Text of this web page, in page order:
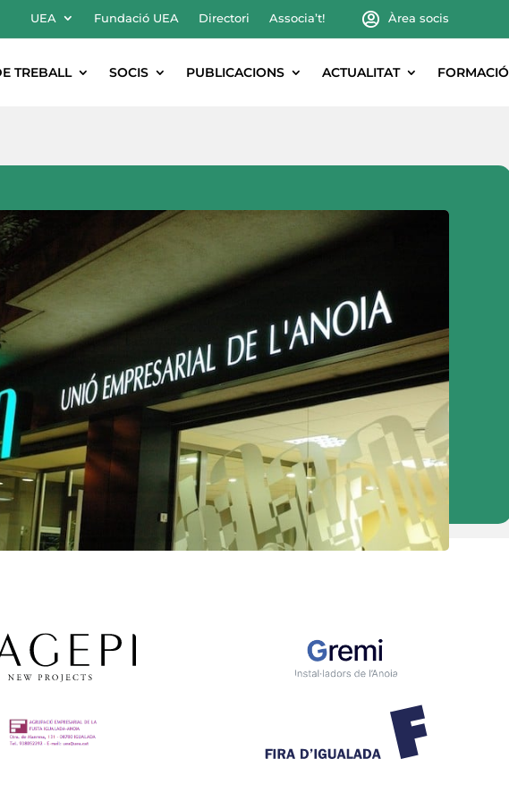
UEA Fundació UEA Directori Associa’t! Àrea socis
TREBALL SOCIS PUBLICACIONS ACTUALITAT FORMACIÓ